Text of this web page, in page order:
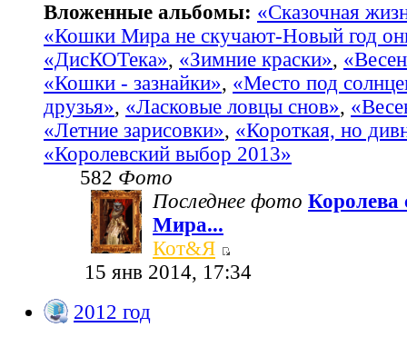
Вложенные альбомы: «Сказочная
«Кошки Мира не скучают-Новый год
«ДисКОТека», «Зимние краски»,
«Кошки - зазнайки», «Место под
друзья», «Ласковые ловцы снов»,
«Летние зарисовки», «Короткая, но
«Королевский выбор 2013»
582 Фото
Последнее фото Королева
Мира...
Кот&Я
15 янв 2014, 17:34
2012 год